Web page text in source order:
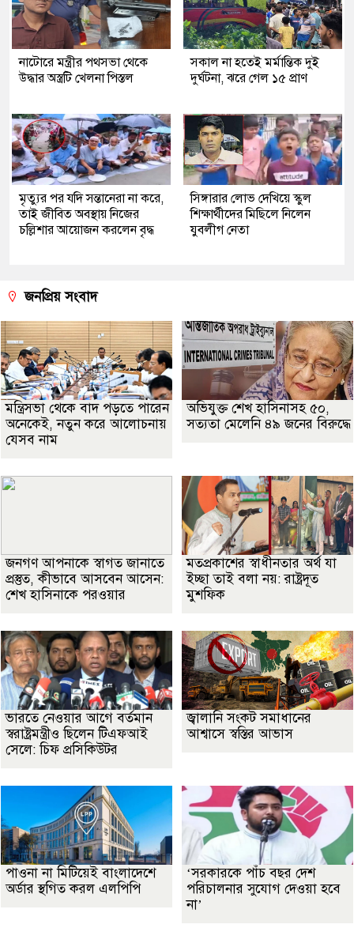
নাটোরে মন্ত্রীর পথসভা থেকে
উদ্ধার অস্ত্রটি খেলনা পিস্তল
সকাল না হতেই মর্মান্তিক দুই
দুর্ঘটনা, ঝরে গেল ১৫ প্রাণ
মৃত্যুর পর যদি সন্তানেরা না করে,
তাই জীবিত অবস্থায় নিজের
চল্লিশার আয়োজন করলেন বৃদ্ধ
সিঙ্গারার লোভ দেখিয়ে স্কুল
শিক্ষার্থীদের মিছিলে নিলেন
যুবলীগ নেতা
জনপ্রিয় সংবাদ
মন্ত্রিসভা থেকে বাদ পড়তে পারেন
অনেকেই, নতুন করে আলোচনায়
যেসব নাম
অভিযুক্ত শেখ হাসিনাসহ ৫০,
সত্যতা মেলেনি ৪৯ জনের বিরুদ্ধে
জনগণ আপনাকে স্বাগত জানাতে
প্রস্তুত, কীভাবে আসবেন আসেন:
শেখ হাসিনাকে পরওয়ার
মতপ্রকাশের স্বাধীনতার অর্থ যা
ইচ্ছা তাই বলা নয়: রাষ্ট্রদূত
মুশফিক
ভারতে নেওয়ার আগে বর্তমান
স্বরাষ্ট্রমন্ত্রীও ছিলেন টিএফআই
সেলে: চিফ প্রসিকিউটর
জ্বালানি সংকট সমাধানের
আশ্বাসে স্বস্তির আভাস
পাওনা না মিটিয়েই বাংলাদেশে
অর্ডার স্থগিত করল এলপিপি
‘সরকারকে পাঁচ বছর দেশ
পরিচালনার সুযোগ দেওয়া হবে
না’